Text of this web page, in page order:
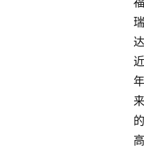
瑞
达
近
年
来
的
高